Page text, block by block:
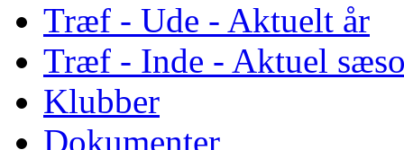
Træf - Ude - Aktuelt år
Træf - Inde - Aktuel
Klubber
Dokumenter